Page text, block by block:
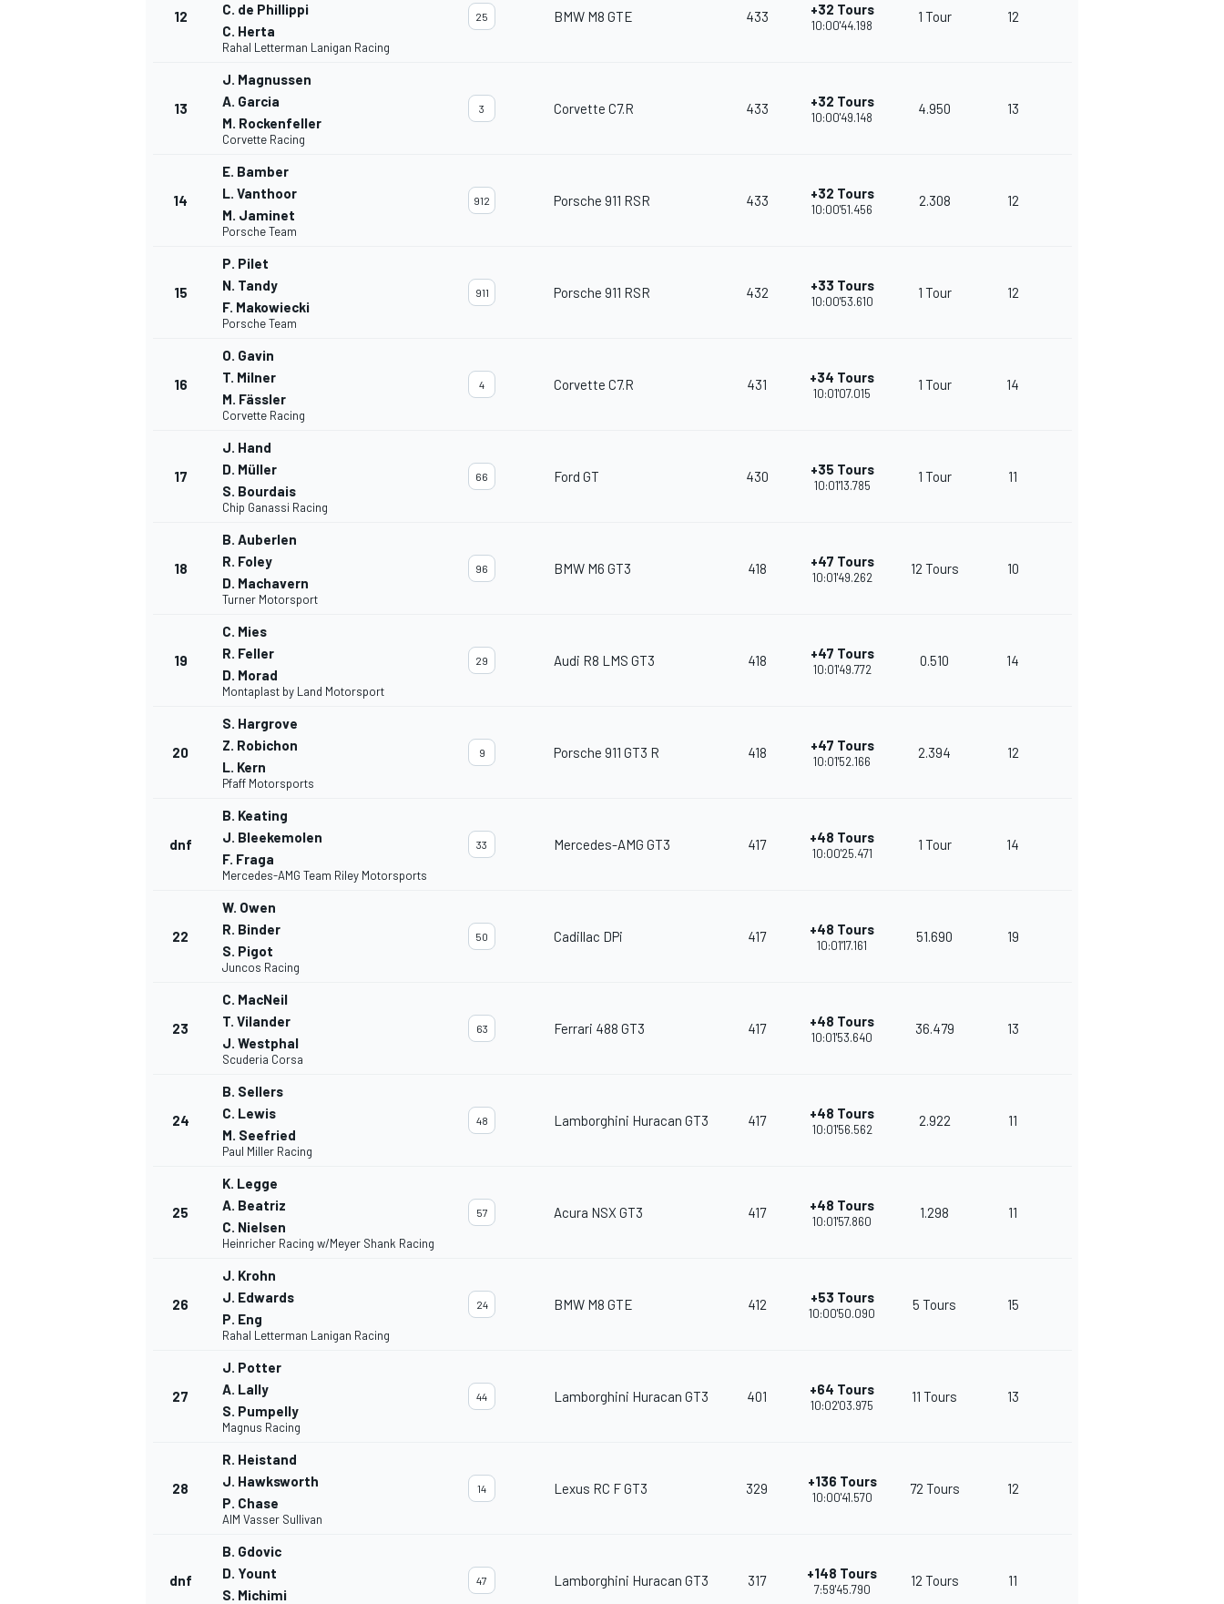
AUTRES CHAMPIONNATS
12
C. de Phillippi
C. Herta
Rahal Letterman Lanigan Racing
25 BMW M8 GTE 433 +32 Tours
10:00'44.198
1 Tour 12
13
J. Magnussen
A. Garcia
M. Rockenfeller
Corvette Racing
3 Corvette C7.R 433 +32 Tours
10:00'49.148
4.950 13
14
E. Bamber
L. Vanthoor
M. Jaminet
Porsche Team
912 Porsche 911 RSR 433 +32 Tours
10:00'51.456
2.308 12
15
P. Pilet
N. Tandy
F. Makowiecki
Porsche Team
911 Porsche 911 RSR 432 +33 Tours
10:00'53.610
1 Tour 12
16
O. Gavin
T. Milner
M. Fässler
Corvette Racing
4 Corvette C7.R 431 +34 Tours
10:01'07.015
1 Tour 14
17
J. Hand
D. Müller
S. Bourdais
Chip Ganassi Racing
66 Ford GT 430 +35 Tours
10:01'13.785
1 Tour 11
18
B. Auberlen
R. Foley
D. Machavern
Turner Motorsport
96 BMW M6 GT3 418 +47 Tours
10:01'49.262
12 Tours 10
19
C. Mies
R. Feller
D. Morad
Montaplast by Land Motorsport
29 Audi R8 LMS GT3 418 +47 Tours
10:01'49.772
0.510 14
20
S. Hargrove
Z. Robichon
L. Kern
Pfaff Motorsports
9 Porsche 911 GT3 R 418 +47 Tours
10:01'52.166
2.394 12
dnf
B. Keating
J. Bleekemolen
F. Fraga
Mercedes-AMG Team Riley Motorsports
33 Mercedes-AMG GT3 417 +48 Tours
10:00'25.471
1 Tour 14
22
W. Owen
R. Binder
S. Pigot
Juncos Racing
50 Cadillac DPi 417 +48 Tours
10:01'17.161
51.690 19
23
C. MacNeil
T. Vilander
J. Westphal
Scuderia Corsa
63 Ferrari 488 GT3 417 +48 Tours
10:01'53.640
36.479 13
24
B. Sellers
C. Lewis
M. Seefried
Paul Miller Racing
48 Lamborghini Huracan GT3 417 +48 Tours
10:01'56.562
2.922 11
25
K. Legge
A. Beatriz
C. Nielsen
Heinricher Racing w/Meyer Shank Racing
57 Acura NSX GT3 417 +48 Tours
10:01'57.860
1.298 11
26
J. Krohn
J. Edwards
P. Eng
Rahal Letterman Lanigan Racing
24 BMW M8 GTE 412 +53 Tours
10:00'50.090
5 Tours 15
27
J. Potter
A. Lally
S. Pumpelly
Magnus Racing
44 Lamborghini Huracan GT3 401 +64 Tours
10:02'03.975
11 Tours 13
28
R. Heistand
J. Hawksworth
P. Chase
AIM Vasser Sullivan
14 Lexus RC F GT3 329 +136 Tours
10:00'41.570
72 Tours 12
dnf
B. Gdovic
D. Yount
S. Michimi
47 Lamborghini Huracan GT3 317 +148 Tours
7:59'45.790
12 Tours 11